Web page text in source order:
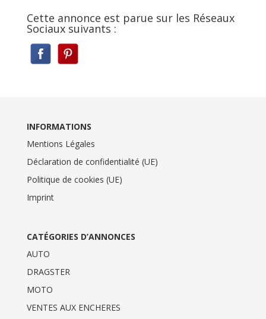
Cette annonce est parue sur les Réseaux
Sociaux suivants :
INFORMATIONS
Mentions Légales
Déclaration de confidentialité (UE)
Politique de cookies (UE)
Imprint
CATÉGORIES D’ANNONCES
AUTO
DRAGSTER
MOTO
VENTES AUX ENCHERES